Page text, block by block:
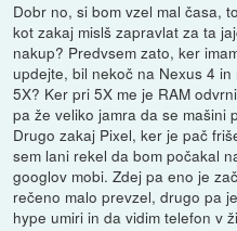
Dobr no, si bom vzel mal časa,
kot zakaj mislš zapravlat za ta
nakup? Predvsem zato, ker
updejte, bil nekoč na Nexus 4
5X? Ker pri 5X me je RAM
pa že veliko jamra da se mašini
Drugo zakaj Pixel, ker je pač
sem lani rekel da bom počakal
googlov mobi. Zdej pa eno je
rečeno malo prevzel, drugo pa
hype umiri in da vidim telefon v